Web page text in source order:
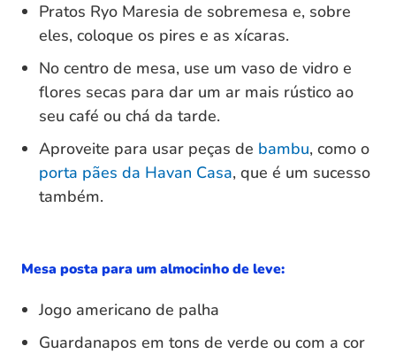
Pratos Ryo Maresia de sobremesa e, sobre
eles, coloque os pires e as xícaras.
No centro de mesa, use um vaso de vidro e
flores secas para dar um ar mais rústico ao
seu café ou chá da tarde.
Aproveite para usar peças de bambu, como o
porta pães da Havan Casa, que é um sucesso
também.
Mesa posta para um almocinho de leve:
Jogo americano de palha
Guardanapos em tons de verde ou com a cor